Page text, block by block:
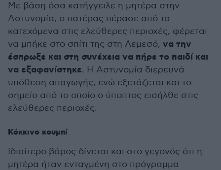
Με βάση όσα κατήγγειλε η μητέρα στην
Αστυνομία, ο πατέρας πέρασε από τα
κατεχόμενα στις ελεύθερες περιοχές, φέρεται
να μπήκε στο σπίτι της στη Λεμεσό, να την
έσπρωξε και στη συνέχεια να πήρε το παιδί και
να εξαφανίστηκε. Η Αστυνομία διερευνά
υπόθεση απαγωγής, ενώ εξετάζεται και το
σημείο από το οποίο ο ύποπτος εισήλθε στις
ελεύθερες περιοχές.
Κόκκινο κουμπί
Ιδιαίτερο βάρος δίνεται και στο γεγονός ότι η
μητέρα ήταν ενταγμένη στο πρόγραμμα